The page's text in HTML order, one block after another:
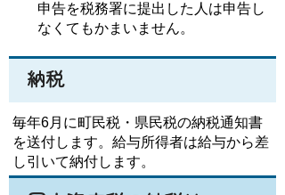
申告を税務署に提出した人は申告し
なくてもかまいません。
納税
毎年6月に町民税・県民税の納税通知書
を送付します。給与所得者は給与から差
し引いて納付します。